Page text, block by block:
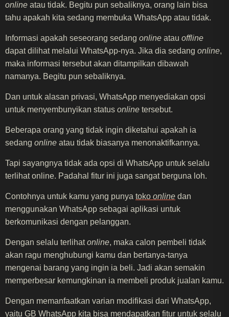
online atau tidak. Begitu pun sebaliknya, orang lain bisa
tahu apakah kita sedang membuka WhatsApp atau tidak.
Informasi apakah seseorang sedang online atau offline
dapat dilihat melalui WhatsApp-nya. Jika dia sedang online,
maka informasi tersebut akan ditampilkan dibawah
namanya. Begitu pun sebaliknya.
Dan untuk alasan privasi, WhatsApp menyediakan opsi
untuk menyembunyikan status online tersebut.
Beberapa orang yang tidak ingin diketahui apakah ia
sedang online atau tidak biasanya menonaktifkannya.
Tapi sayangnya tidak ada opsi di WhatsApp untuk selalu
terlihat online. Padahal fitur ini juga sangat berguna loh.
Contohnya untuk kamu yang punya toko online dan
menggunakan WhatsApp sebagai aplikasi untuk
berkomunikasi dengan pelanggan.
Dengan selalu terlihatonline, maka calon pembeli tidak
akan ragu menghubungi kamu dan bertanya-tanya
mengenai barang yang ingin ia beli. Jadi akan semakin
memperbesar kemungkinan ia membeli produk jualan kamu.
Dengan memanfaatkan varian modifikasi dari WhatsApp,
yaitu GB WhatsApp kita bisa mendapatkan fitur untuk selalu